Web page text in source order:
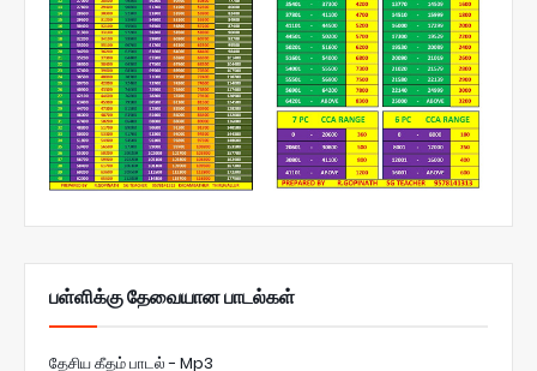
பள்ளிக்கு தேவையான பாடல்கள்
தேசிய கீதம் பாடல் - Mp3